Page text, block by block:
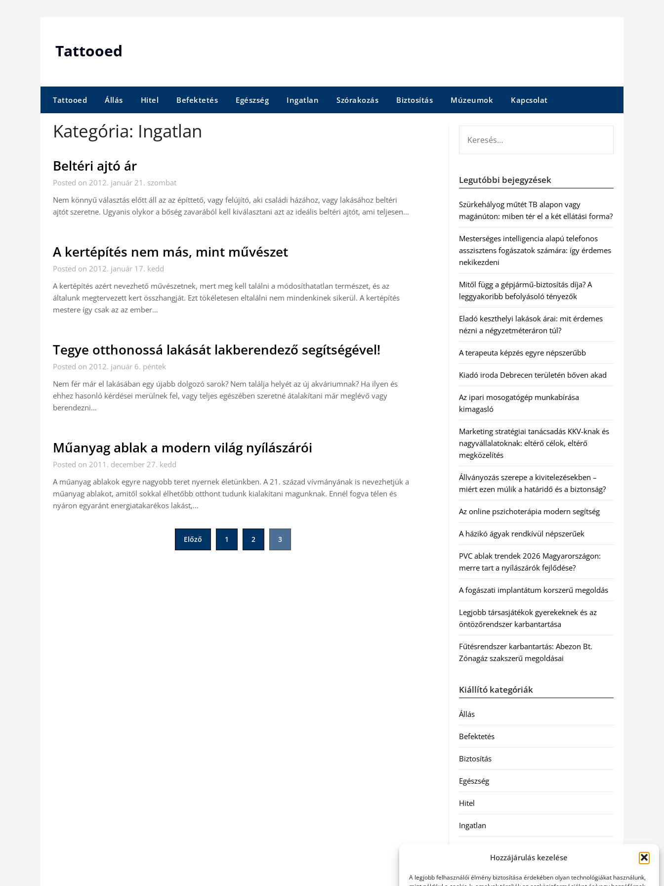
Hozzájárulás kezelése
A legjobb felhasználói élmény biztosítása érdekében olyan technológiákat használunk,
Tattooed
Tattooed Állás Hitel Befektetés Egészség Ingatlan Szórakozás Biztosítás Múzeumok Kapcsolat
Kategória: Ingatlan
Beltéri ajtó ár
Posted on 2012. január 21. szombat
Nem könnyű választás előtt áll az az építtető, vagy felújító, aki családi házához, vagy lakásához beltéri
ajtót szeretne. Ugyanis olykor a bőség zavarából kell kiválasztani azt az ideális beltéri ajtót, ami teljesen…
A kertépítés nem más, mint művészet
Posted on 2012. január 17. kedd
A kertépítés azért nevezhető művészetnek, mert meg kell találni a módosíthatatlan természet, és az
általunk megtervezett kert összhangját. Ezt tökéletesen eltalálni nem mindenkinek sikerül. A kertépítés
mestere így csak az az ember…
Tegye otthonossá lakását lakberendező segítségével!
Posted on 2012. január 6. péntek
Nem fér már el lakásában egy újabb dolgozó sarok? Nem találja helyét az új akváriumnak? Ha ilyen és
ehhez hasonló kérdései merülnek fel, vagy teljes egészében szeretné átalakítani már meglévő vagy
berendezni…
Műanyag ablak a modern világ nyílászárói
Posted on 2011. december 27. kedd
A műanyag ablakok egyre nagyobb teret nyernek életünkben. A 21. század vívmányának is nevezhetjük a
műanyag ablakot, amitől sokkal élhetőbb otthont tudunk kialakítani magunknak. Ennél fogva télen és
nyáron egyaránt energiatakarékos lakást,…
Előző 1 2 3
Legutóbbi bejegyzések
Szürkehályog műtét TB alapon vagy
magánúton: miben tér el a két ellátási forma?
Mesterséges intelligencia alapú telefonos
asszisztens fogászatok számára: így érdemes
nekikezdeni
Mitől függ a gépjármű-biztosítás díja? A
leggyakoribb befolyásoló tényezők
Eladó keszthelyi lakások árai: mit érdemes
nézni a négyzetméteráron túl?
A terapeuta képzés egyre népszerűbb
Kiadó iroda Debrecen területén bőven akad
Az ipari mosogatógép munkabírása
kimagasló
Marketing stratégiai tanácsadás KKV-knak és
nagyvállalatoknak: eltérő célok, eltérő
megközelítés
Állványozás szerepe a kivitelezésekben –
miért ezen múlik a határidő és a biztonság?
Az online pszichoterápia modern segítség
A házikó ágyak rendkívül népszerűek
PVC ablak trendek 2026 Magyarországon:
merre tart a nyílászárók fejlődése?
A fogászati implantátum korszerű megoldás
Legjobb társasjátékok gyerekeknek és az
öntözőrendszer karbantartása
Fűtésrendszer karbantartás: Abezon Bt.
Zónagáz szakszerű megoldásai
Kiállító kategóriák
Állás
Befektetés
Biztosítás
Egészség
Hitel
Ingatlan